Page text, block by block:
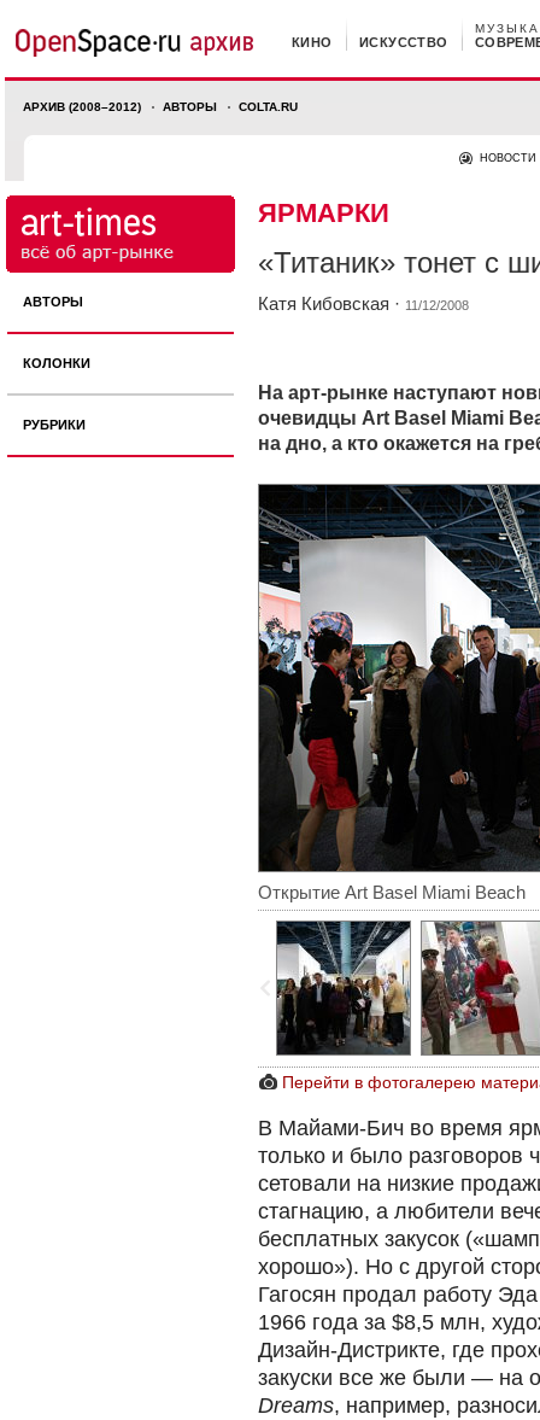
КИНО ИСКУССТВО
МУЗЫКА
АРХИВ (2008–2012) АВТОРЫ COLTA.RU
НОВОСТИ
АВТОРЫ
КОЛОНКИ
РУБРИКИ
ЯРМАРКИ
«Титаник» тонет с
Катя Кибовская · 11/12/2008
На арт-рынке наступают
очевидцы Art Basel Miami
на дно, а кто окажется на
Открытие Art Basel Miami Beach
Перейти в фотогалерею
В Майами-Бич во время
только и было разговоров
сетовали на низкие
стагнацию, а любители
бесплатных закусок
хорошо»). Но с другой
Гагосян продал работу
1966 года за $8,5 млн,
Дизайн-Дистрикте, где
закуски все же были — на
Dreams, например,